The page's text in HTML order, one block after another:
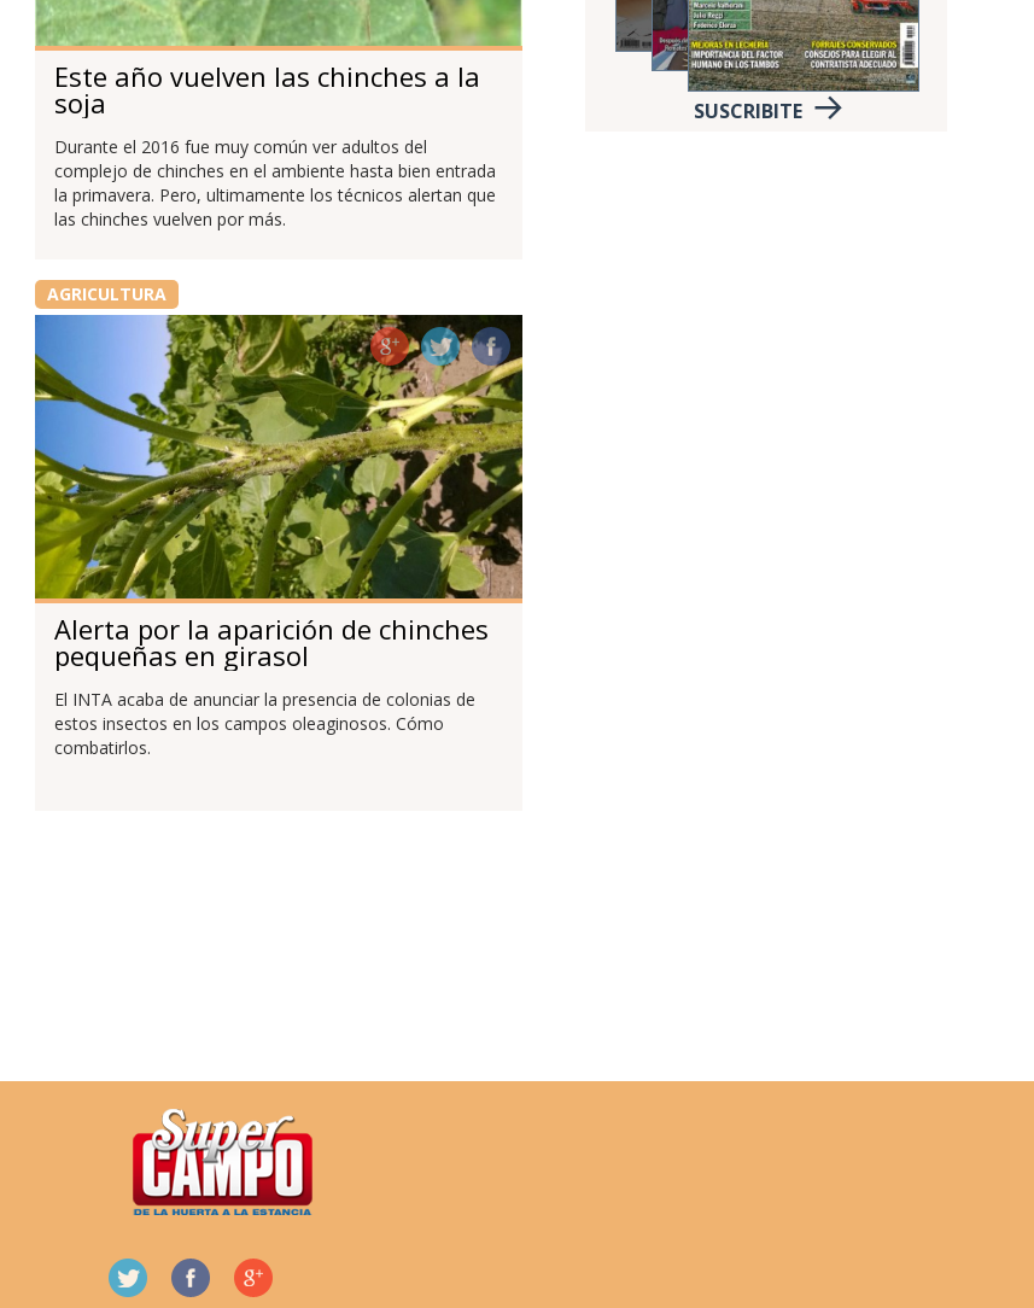
Este año vuelven las chinches a la
soja
Durante el 2016 fue muy común ver adultos del
complejo de chinches en el ambiente hasta bien entrada
la primavera. Pero, ultimamente los técnicos alertan que
las chinches vuelven por más.
AGRICULTURA
Alerta por la aparición de chinches
pequeñas en girasol
El INTA acaba de anunciar la presencia de colonias de
estos insectos en los campos oleaginosos. Cómo
combatirlos.
SUSCRIBITE